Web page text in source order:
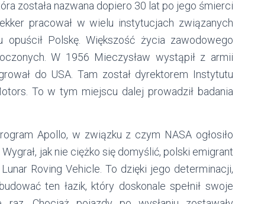
została nazwana dopiero 30 lat po jego śmierci
pracował w wielu instytucjach związanych
Polskę. Większość życia zawodowego
W 1956 Mieczysław wystąpił z armii
do USA. Tam został dyrektorem Instytutu
To w tym miejscu dalej prowadził badania
Apollo, w związku z czym NASA ogłosiło
jak nie ciężko się domyślić, polski emigrant
Roving Vehicle. To dzięki jego determinacji,
ten łazik, który doskonale spełnił swoje